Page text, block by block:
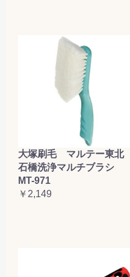
大塚刷毛 マルテー東北
石橋洗浄マルチブラシ
MT-971
￥2,149